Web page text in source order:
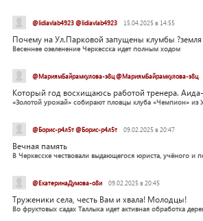
@lidiavlab4923 @lidiavlab4923 15.04.2025 в 14:55
Почему на Ул.Парковой запущены клумбы ?земля
Весеннее озеленение Черкесска идет полным ходом
@МариямБайрамкулова-э8ц @МариямБайрамкулова-э8ц
Который год восхищаюсь работой тренера.
«Золотой урожай» собирают пловцы клуба «Чемпион» из
@Борис-р4л5т @Борис-р4л5т 09.02.2025 в 20:47
Вечная память
В Черкесске чествовали выдающегося юриста, учёного и
@ЕкатеринаДумова-о8и 09.02.2025 в 20:45
Труженики села, честь Вам и хвала! Молодцы!
Во фруктовых садах Таллыка идет активная обработка